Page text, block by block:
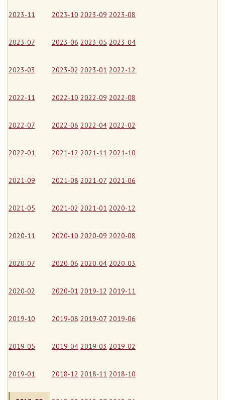
2023-11 2023-10 2023-09 2023-08
2023-07 2023-06 2023-05 2023-04
2023-03 2023-02 2023-01 2022-12
2022-11 2022-10 2022-09 2022-08
2022-07 2022-06 2022-04 2022-02
2022-01 2021-12 2021-11 2021-10
2021-09 2021-08 2021-07 2021-06
2021-05 2021-02 2021-01 2020-12
2020-11 2020-10 2020-09 2020-08
2020-07 2020-06 2020-04 2020-03
2020-02 2020-01 2019-12 2019-11
2019-10 2019-08 2019-07 2019-06
2019-05 2019-04 2019-03 2019-02
2019-01 2018-12 2018-11 2018-10